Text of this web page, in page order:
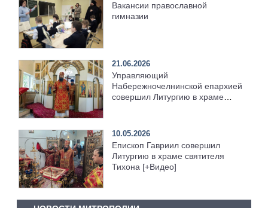
Вакансии православной
гимназии
21.06.2026
Управляющий
Набережночелнинской епархией
совершил Литургию в храме
10.05.2026
Епископ Гавриил совершил
Литургию в храме святителя
Тихона [+Видео]